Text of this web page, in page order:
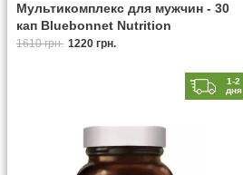
Мультикомплекс для мужчин - 30
кап Bluebonnet Nutrition
1610 грн. 1220 грн.
1-2
дня